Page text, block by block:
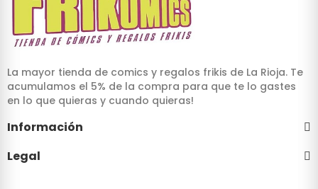
La mayor tienda de comics y regalos frikis de La Rioja. Te
acumulamos el 5% de la compra para que te lo gastes
en lo que quieras y cuando quieras!
Información
Legal